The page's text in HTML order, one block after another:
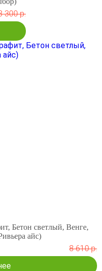
300 р.
Бетон светлый, Венге,
айс)
8 610 р.